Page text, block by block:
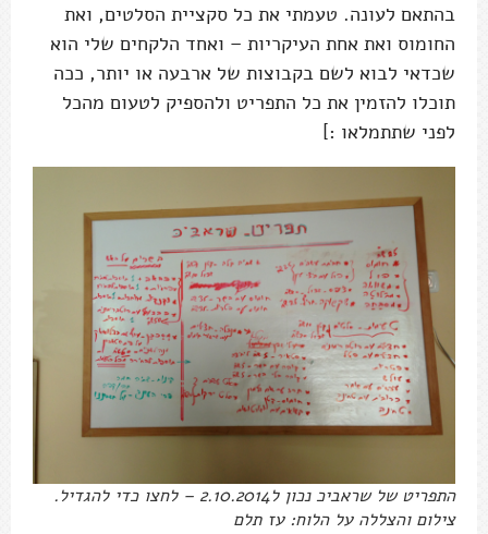
בהתאם לעונה. טעמתי את כל סקציית הסלטים, ואת
החומוס ואת אחת העיקריות – ואחד הלקחים שלי הוא
שכדאי לבוא לשם בקבוצות של ארבעה או יותר, ככה
תוכלו להזמין את כל התפריט ולהספיק לטעום מהכל
לפני שתתמלאו :]
התפריט של שראביכ נכון ל2.10.2014 – לחצו כדי להגדיל.
צילום והצללה על הלוח: עז תלם